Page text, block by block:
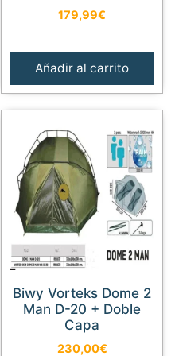
179,99€
Añadir al carrito
Biwy Vorteks Dome 2
Man D-20 + Doble
Capa
230,00€